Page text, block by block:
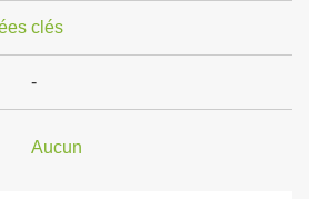
clés
-
Aucun